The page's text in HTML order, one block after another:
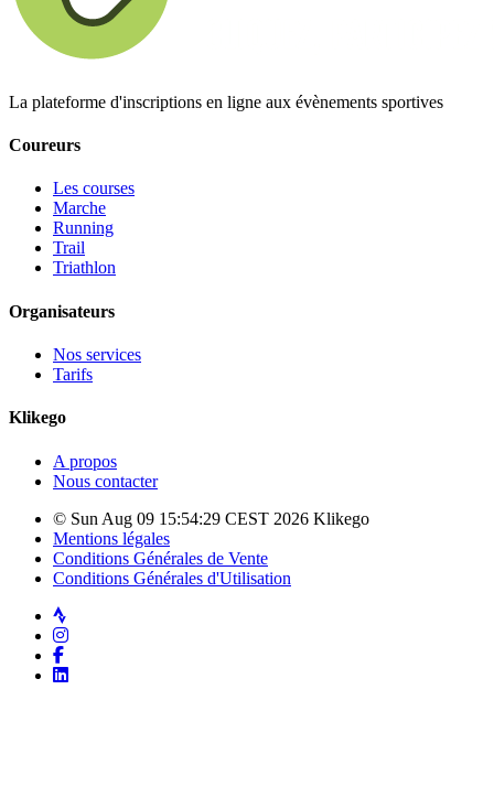
La plateforme d'inscriptions en ligne aux évènements sportives
Coureurs
Les courses
Marche
Running
Trail
Triathlon
Organisateurs
Nos services
Tarifs
Klikego
A propos
Nous contacter
© Sun Aug 09 15:54:29 CEST 2026 Klikego
Mentions légales
Conditions Générales de Vente
Conditions Générales d'Utilisation
Strava
Instagram
Facebook
LinkedIn